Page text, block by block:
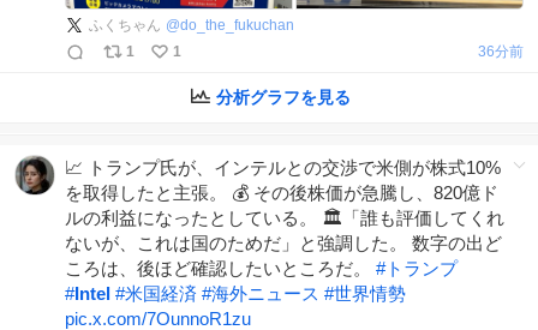
ふくちゃん @do_the_fukuchan
1
1 36分前
分析グラフを見る
📈 トランプ氏が、インテルとの交渉で米側が株式10%
を取得したと主張。 💰 その後株価が急騰し、820億ド
ルの利益になったとしている。 🏛️「誰も評価してくれ
ないが、これは国のためだ」と強調した。 数字の出ど
ころは、後ほど確認したいところだ。 #トランプ
#Intel #米国経済 #海外ニュース #世界情勢
pic.x.com/7OunnoR1zu